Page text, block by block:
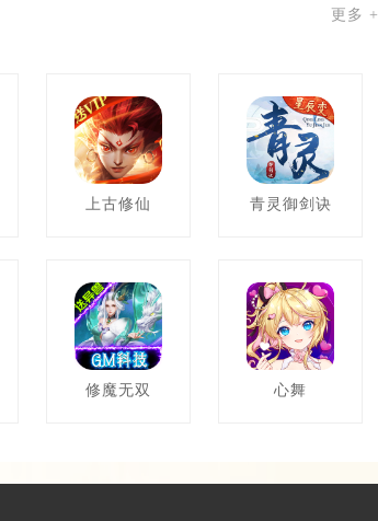
更多 +
上古修仙 青灵御剑诀
修魔无双 心舞